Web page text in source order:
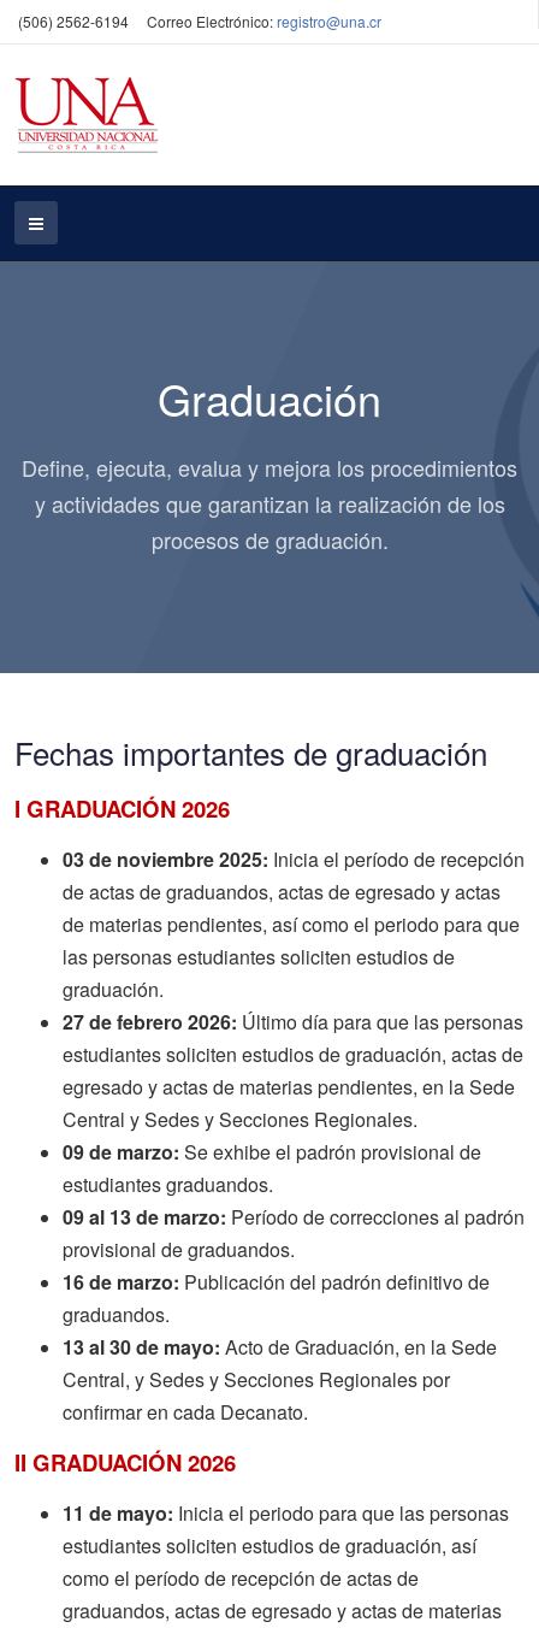
(506) 2562-6194 Correo Electrónico:registro@una.cr
Graduación
Define, ejecuta, evalua y mejora los procedimientos
y actividades que garantizan la realización de los
procesos de graduación.
Fechas importantes de graduación
I GRADUACIÓN 2026
03 de noviembre 2025: Inicia el período de recepción
de actas de graduandos, actas de egresado y actas
de materias pendientes, así como el periodo para que
las personas estudiantes soliciten estudios de
graduación.
27 de febrero 2026: Último día para que las personas
estudiantes soliciten estudios de graduación, actas de
egresado y actas de materias pendientes, en la Sede
Central y Sedes y Secciones Regionales.
09 de marzo: Se exhibe el padrón provisional de
estudiantes graduandos.
09 al 13 de marzo: Período de correcciones al padrón
provisional de graduandos.
16 de marzo: Publicación del padrón definitivo de
graduandos.
13 al 30 de mayo: Acto de Graduación, en la Sede
Central, y Sedes y Secciones Regionales por
confirmar en cada Decanato.
II GRADUACIÓN 2026
11 de mayo: Inicia el periodo para que las personas
estudiantes soliciten estudios de graduación, así
como el período de recepción de actas de
graduandos, actas de egresado y actas de materias